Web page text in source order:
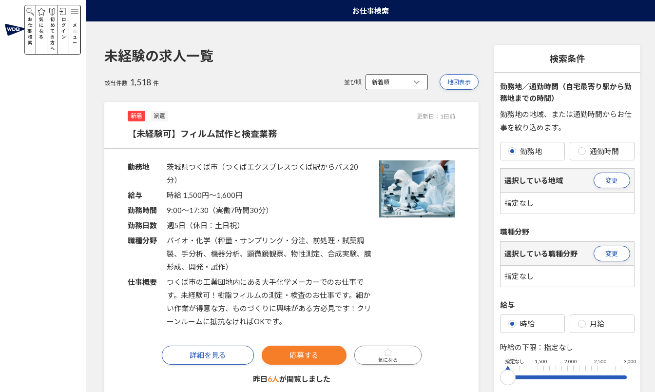
お
仕
事
検
索
気
に
な
る
初
め
て
の
方
へ
ロ
グ
イ
ン
メ
ニ
ュ
ー
お仕事検索
未経験の求人一覧
該当件数 1,518 件 並び順 地図表示
新着 派遣 更新日： 1日前
【未経験可】フィルム試作と検査業務
勤務地
茨城県つくば市（つくばエクスプレスつくば駅からバス20
分）
給与
時給 1,500円〜1,600円
勤務時間
9:00～17:30（実働7時間30分）
勤務日数
週5日（休日：土日祝）
職種分野
バイオ・化学（秤量・サンプリング・分注、前処理・試薬調
製、手分析、機器分析、顕微鏡観察、物性測定、合成実験、膜
形成、開発・試作）
仕事概要
つくば市の工業団地内にある大手化学メーカーでのお仕事で
す。未経験可！樹脂フィルムの測定・検査のお仕事です。細か
い作業が得意な方、ものづくりに興味がある方必見です！クリ
ーンルームに抵抗なければOKです。
詳細を見る 応募する
気になる
昨日6人が閲覧しました
検索条件
勤務地／通勤時間（自宅最寄り駅から勤
務地までの時間）
勤務地の地域、または通勤時間からお仕
事を絞り込めます。
勤務地 通勤時間
選択している地域 変更
指定なし
職種分野
選択している職種分野 変更
指定なし
給与
時給 月給
時給の下限： 指定なし
指定なし 1,500 2,000 2,500 3,000